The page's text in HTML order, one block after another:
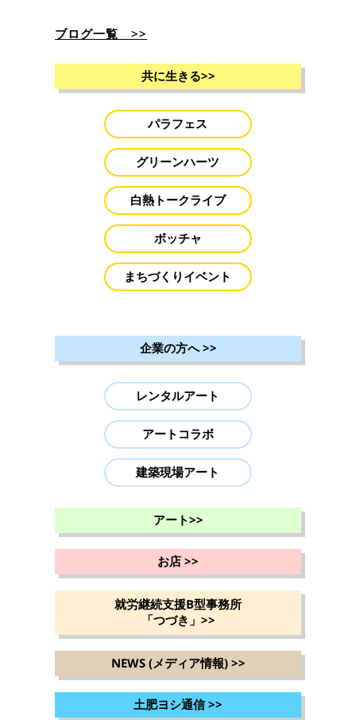
ブログ一覧 >>
共に生きる>>
パラフェス
グリーンハーツ
白熱トークライブ
ボッチャ
まちづくりイベント
企業の方へ>>
レンタルアート
アートコラボ
建築現場アート
アート>>
お店>>
就労継続支援B型事務所
「つづき」 >>
NEWS (メディア情報)>>
土肥ヨシ通信>>